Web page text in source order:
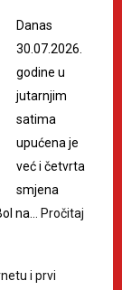
Danas
30.07.2026.
godine u
jutarnjim
satima
upućena je
već i četvrta
smjena
na… Pročitaj
i prvi